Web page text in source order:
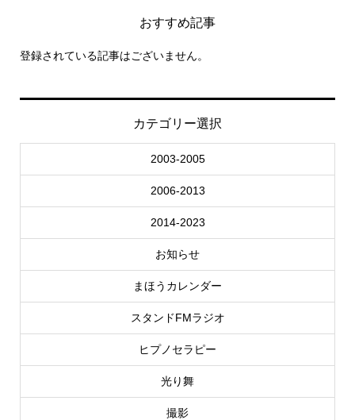
おすすめ記事
登録されている記事はございません。
カテゴリー選択
2003-2005
2006-2013
2014-2023
お知らせ
まほうカレンダー
スタンドFMラジオ
ヒプノセラピー
光り舞
撮影